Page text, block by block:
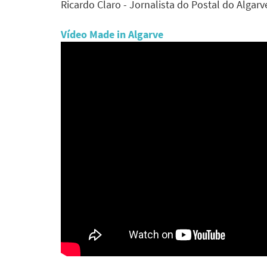
Ricardo Claro - Jornalista do Postal do
Vídeo Made in Algarve